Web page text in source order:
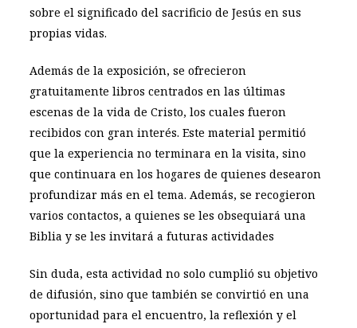
sobre el significado del sacrificio de Jesús en sus
propias vidas.
Además de la exposición, se ofrecieron
gratuitamente libros centrados en las últimas
escenas de la vida de Cristo, los cuales fueron
recibidos con gran interés. Este material permitió
que la experiencia no terminara en la visita, sino
que continuara en los hogares de quienes desearon
profundizar más en el tema. Además, se recogieron
varios contactos, a quienes se les obsequiará una
Biblia y se les invitará a futuras actividades
Sin duda, esta actividad no solo cumplió su objetivo
de difusión, sino que también se convirtió en una
oportunidad para el encuentro, la reflexión y el